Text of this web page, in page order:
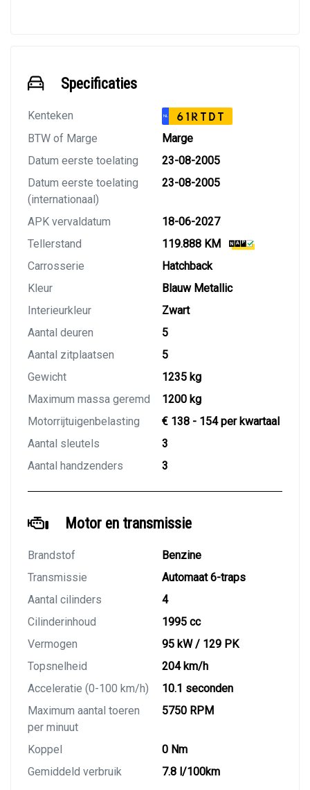
Specificaties
Kenteken NL 61RTDT
BTW of Marge
Marge
Datum eerste toelating
23-08-2005
Datum eerste toelating
(internationaal)
23-08-2005
APK vervaldatum
18-06-2027
Tellerstand
119.888 KM
Carrosserie
Hatchback
Kleur
Blauw Metallic
Interieurkleur
Zwart
Aantal deuren
5
Aantal zitplaatsen
5
Gewicht
1235 kg
Maximum massa geremd
1200 kg
Motorrijtuigenbelasting
€ 138 - 154 per kwartaal
Aantal sleutels
3
Aantal handzenders
3
Motor en transmissie
Brandstof
Benzine
Transmissie
Automaat 6-traps
Aantal cilinders
4
Cilinderinhoud
1995 cc
Vermogen
95 kW / 129 PK
Topsnelheid
204 km/h
Acceleratie (0-100 km/h)
10.1 seconden
Maximum aantal toeren
per minuut
5750 RPM
Koppel
0 Nm
Gemiddeld verbruik
7.8 l/100km